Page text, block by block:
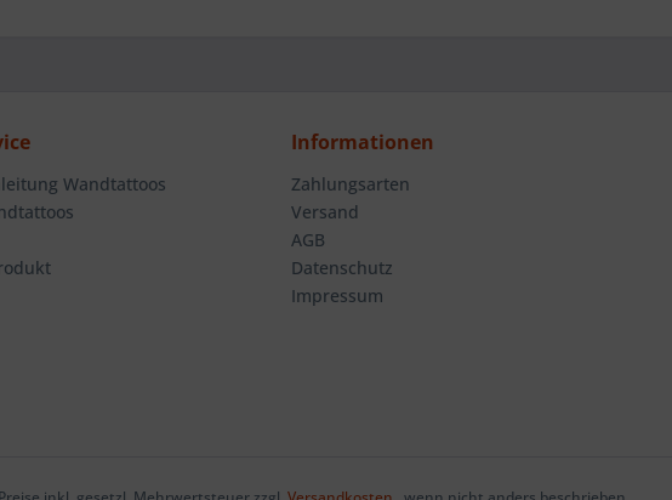
Wandtattoos
Informationen
Zahlungsarten
Versand
AGB
Datenschutz
Impressum